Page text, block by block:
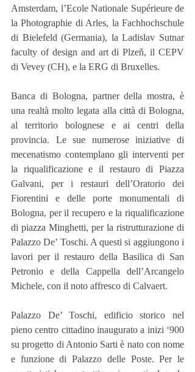
Amsterdam, l’Ecole Nationale Supérieure de
la Photographie di Arles, la Fachhochschule
di Bielefeld (Germania), la Ladislav Sutnar
faculty of design and art di Plzeň, il CEPV
di Vevey (CH), e la ERG di Bruxelles.
Banca di Bologna, partner della mostra, è
una realtà molto legata alla città di Bologna,
al territorio bolognese e ai centri della
provincia. Le sue numerose iniziative di
mecenatismo contemplano gli interventi per
la riqualificazione e il restauro di Piazza
Galvani, per i restauri dell’Oratorio dei
Fiorentini e delle porte monumentali di
Bologna, per il recupero e la riqualificazione
di piazza Minghetti, per la ristrutturazione di
Palazzo De’ Toschi. A questi si aggiungono i
lavori per il restauro della Basilica di San
Petronio e della Cappella dell’Arcangelo
Michele, con il noto affresco di Calvaert.
Palazzo De’ Toschi, edificio storico nel
pieno centro cittadino inaugurato a inizi ‘900
su progetto di Antonio Sarti è nato con nome
e funzione di Palazzo delle Poste. Per le